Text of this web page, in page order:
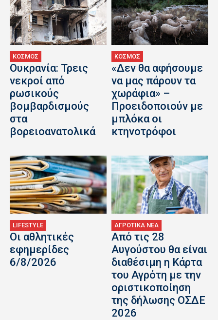
ΚΟΣΜΟΣ
Ουκρανία: Τρεις
νεκροί από
ρωσικούς
βομβαρδισμούς
στα
βορειοανατολικά
ΚΟΣΜΟΣ
«Δεν θα αφήσουμε
να μας πάρουν τα
χωράφια» –
Προειδοποιούν με
μπλόκα οι
κτηνοτρόφοι
LIFESTYLE
Οι αθλητικές
εφημερίδες
6/8/2026
ΑΓΡΟΤΙΚΑ ΝΕΑ
Από τις 28
Αυγούστου θα είναι
διαθέσιμη η Κάρτα
του Αγρότη με την
οριστικοποίηση
της δήλωσης ΟΣΔΕ
2026